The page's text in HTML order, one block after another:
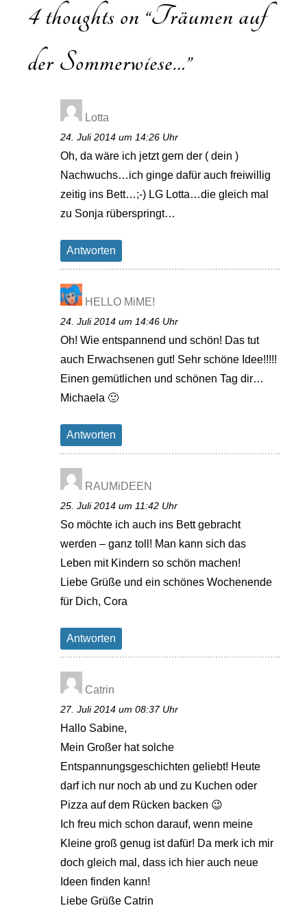
4 thoughts on “Träumen auf
der Sommerwiese…”
Lotta
24. Juli 2014 um 14:26 Uhr
Oh, da wäre ich jetzt gern der ( dein )
Nachwuchs…ich ginge dafür auch freiwillig
zeitig ins Bett…;-) LG Lotta…die gleich mal
zu Sonja rüberspringt…
Antworten
HELLO MiME!
24. Juli 2014 um 14:46 Uhr
Oh! Wie entspannend und schön! Das tut
auch Erwachsenen gut! Sehr schöne Idee!!!!!
Einen gemütlichen und schönen Tag dir…
Michaela 🙂
Antworten
RAUMiDEEN
25. Juli 2014 um 11:42 Uhr
So möchte ich auch ins Bett gebracht
werden – ganz toll! Man kann sich das
Leben mit Kindern so schön machen!
Liebe Grüße und ein schönes Wochenende
für Dich, Cora
Antworten
Catrin
27. Juli 2014 um 08:37 Uhr
Hallo Sabine,
Mein Großer hat solche
Entspannungsgeschichten geliebt! Heute
darf ich nur noch ab und zu Kuchen oder
Pizza auf dem Rücken backen 😉
Ich freu mich schon darauf, wenn meine
Kleine groß genug ist dafür! Da merk ich mir
doch gleich mal, dass ich hier auch neue
Ideen finden kann!
Liebe Grüße Catrin